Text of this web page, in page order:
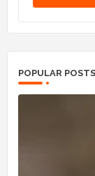
POPULAR POSTS